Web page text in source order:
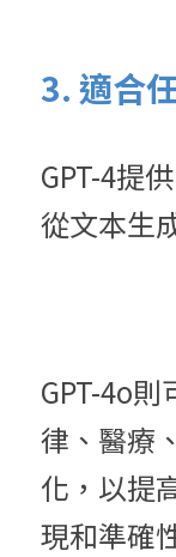
3. 適合
GPT-4提
從文本生
GPT-4o
律、醫療
化，以提
現和準確